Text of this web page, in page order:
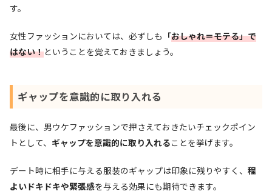
す。
女性ファッションにおいては、必ずしも 「おしゃれ＝モテる」で
はない！ということを覚えておきましょう。
ギャップを意識的に取り入れる
最後に、男ウケファッションで押さえておきたいチェックポイン
トとして、 ギャップを意識的に取り入れることを挙げます。
デート時に相手に与える服装のギャップは印象に残りやすく、 程
よいドキドキや緊張感を与える効果にも期待できます。